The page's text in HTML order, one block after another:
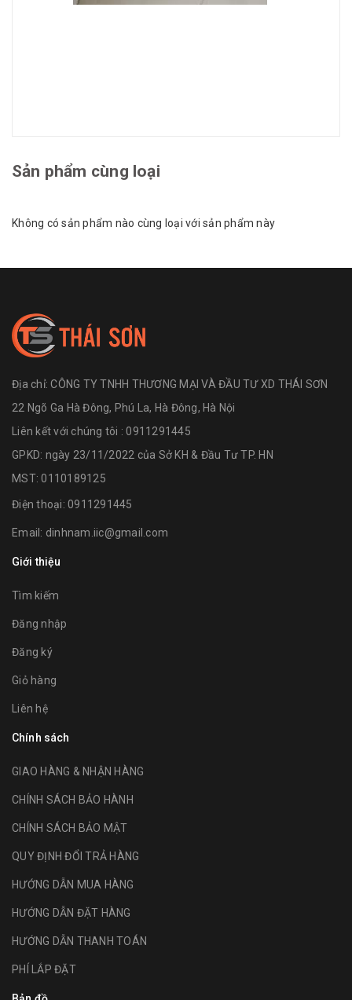
Sản phẩm cùng loại
Không có sản phẩm nào cùng loại với sản phẩm này
Địa chỉ:CÔNG TY TNHH THƯƠNG MẠI VÀ ĐẦU TƯ XD THÁI SƠN
22 Ngõ Ga Hà Đông, Phú La, Hà Đông, Hà Nội
Liên kết với chúng tôi : 0911291445
GPKD: ngày 23/11/2022 của Sở KH & Đầu Tư TP. HN
MST: 0110189125
Điện thoại: 0911291445
Email: dinhnam.iic@gmail.com
Giới thiệu
Tìm kiếm
Đăng nhập
Đăng ký
Giỏ hàng
Liên hệ
Chính sách
GIAO HÀNG & NHẬN HÀNG
CHÍNH SÁCH BẢO HÀNH
CHÍNH SÁCH BẢO MẬT
QUY ĐỊNH ĐỔI TRẢ HÀNG
HƯỚNG DẪN MUA HÀNG
HƯỚNG DẪN ĐẶT HÀNG
HƯỚNG DẪN THANH TOÁN
PHÍ LẮP ĐẶT